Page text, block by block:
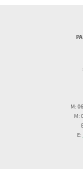
M:
M:
E: